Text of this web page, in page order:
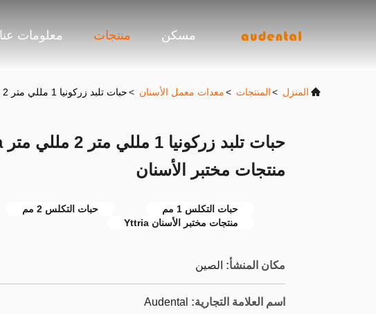
مسكن منتجات معلومات عنا
المنزل >المنتجات >معدات معمل الأسنان >حبات تلبد زركونيا 1 مللي متر 2 مللي متر Yttria استقرت منتجات مختبر الأسنان
منتجات مختبر الأسنان
حبات التكلس 1 مم
حبات التكلس 2 مم
منتجات مختبر الأسنان Yttria
مكان المنشأ: الصين
اسم العلامة التجارية: Audental